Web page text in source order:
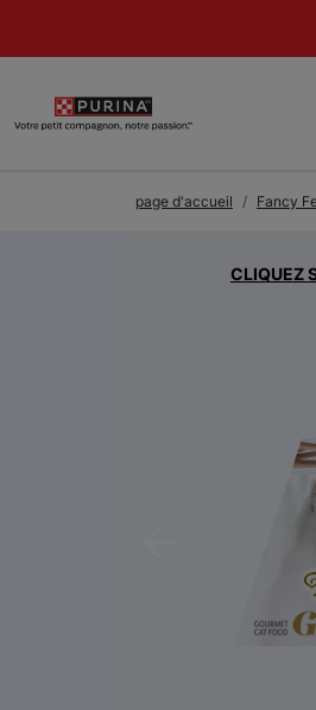
page d'accueil Fancy
CLIQUEZ